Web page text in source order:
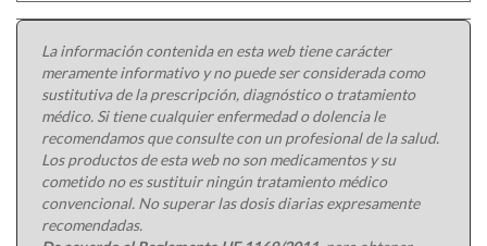
La información contenida en esta web tiene carácter
meramente informativo y no puede ser considerada como
sustitutiva de la prescripción, diagnóstico o tratamiento
médico. Si tiene cualquier enfermedad o dolencia le
recomendamos que consulte con un profesional de la salud.
Los productos de esta web no son medicamentos y su
cometido no es sustituir ningún tratamiento médico
convencional. No superar las dosis diarias expresamente
recomendadas.